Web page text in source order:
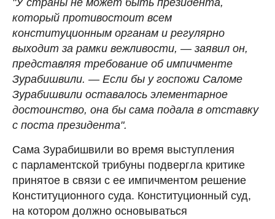
который противостоит всем
конституционным органам и регулярно
выходит за рамки вежливости, — заявил он,
представляя требование об импичменте
Зурабишвили. — Если бы у госпожи Саломе
Зурабишвили оставалось элементарное
достоинство, она бы сама подала в отставку
с поста президента".
Сама Зурабишвили во время выступления
с парламентской трибуны подвергла критике
принятое в связи с ее импичментом решение
Конституционного суда. Конституционный суд,
на котором должно основываться